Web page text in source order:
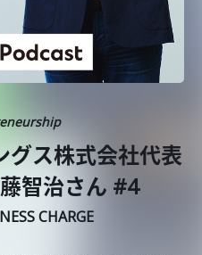
グス株式会社代表
智治さん #4
CHARGE